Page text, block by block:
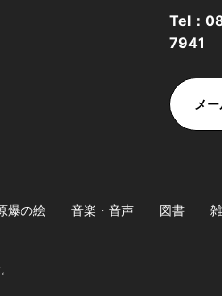
Tel：
7941
メ
爆の絵 音楽・音声 図書